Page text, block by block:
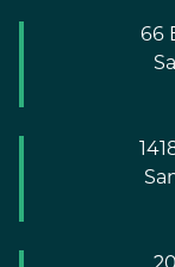
66